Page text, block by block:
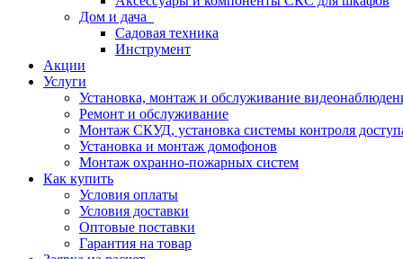
Дом и дача
Садовая техника
Инструмент
Акции
Услуги
Установка, монтаж и обслуживание
Ремонт и обслуживание
Монтаж СКУД, установка системы контроля
Установка и монтаж домофонов
Монтаж охранно-пожарных систем
Как купить
Условия оплаты
Условия доставки
Оптовые поставки
Гарантия на товар